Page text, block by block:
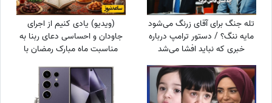
تله جنگ برای آقای زرنگ می‌شود
مایه ننگ؟ / دستور ترامپ درباره
خبری که نباید افشا می‌شد
(ویدیو) یادی کنیم از اجرای
جاودان و احساسی دعای ربنا به
مناسبت ماه مبارک رمضان با
شجریان